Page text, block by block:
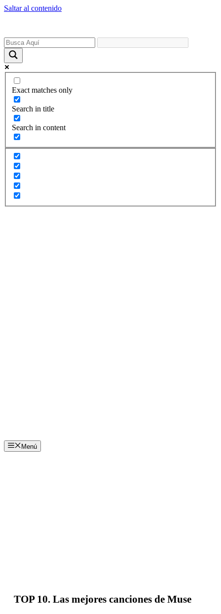
Saltar al contenido
Exact matches only
Search in title
Search in content
Menú
TOP 10. Las mejores canciones de Muse